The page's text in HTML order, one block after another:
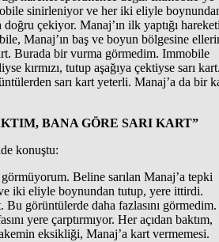
sinirleniyor ve her iki eliyle
doğru çekiyor. Manaj’ın ilk yaptığı
Manaj’ın baş ve boyun bölgesine
Burada bir vurma görmedim. Immobile
kırmızı, tutup aşağıya çektiyse sarı
sarı kart yeterli. Manaj’a da bir
BANA GÖRE SARI KART”
konuştu:
Beline sarılan Manaj’a tepki
iki eliyle boynundan tutup, yere ittirdi.
Bu görüntülerde daha fazlasını görmedim.
yere çarptırmıyor. Her açıdan baktım,
eksikliği, Manaj’a kart vermemesi.